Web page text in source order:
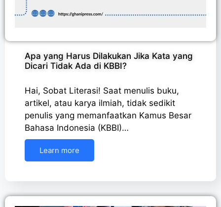
Apa yang Harus Dilakukan Jika Kata yang
Dicari Tidak Ada di KBBI?
Hai, Sobat Literasi! Saat menulis buku,
artikel, atau karya ilmiah, tidak sedikit
penulis yang memanfaatkan Kamus Besar
Bahasa Indonesia (KBBI)…
Learn more